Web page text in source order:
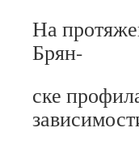
На
Брян-
ске